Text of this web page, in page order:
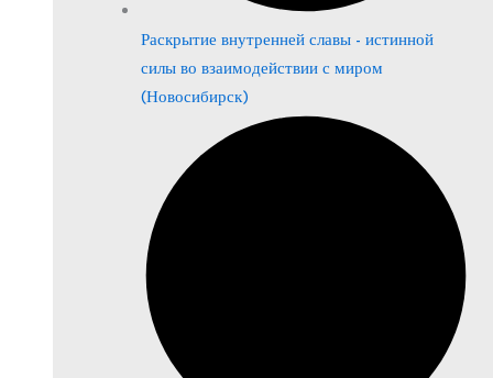
Раскрытие внутренней славы - истинной
силы во взаимодействии с миром
(Новосибирск)